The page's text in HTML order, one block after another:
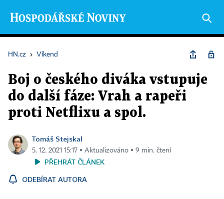
HN.cz › Víkend
Boj o českého diváka vstupuje
do další fáze: Vrah a rapeři
proti Netflixu a spol.
Tomáš Stejskal
5. 12. 2021 15:17 ▪ Aktualizováno ▪ 9 min. čtení
PŘEHRÁT ČLÁNEK
ODEBÍRAT AUTORA